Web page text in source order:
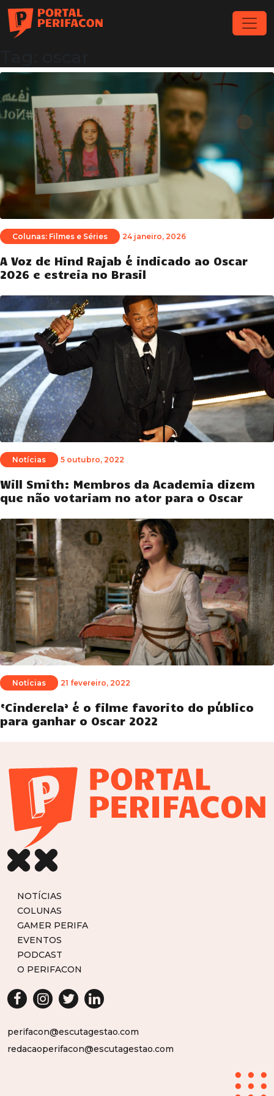
Colunas: Filmes e Séries 24 janeiro, 2026
A Voz de Hind Rajab é indicado ao Oscar
2026 e estreia no Brasil
Notícias 5 outubro, 2022
Will Smith: Membros da Academia dizem
que não votariam no ator para o Oscar
Notícias 21 fevereiro, 2022
‘Cinderela’ é o filme favorito do público
para ganhar o Oscar 2022
NOTÍCIAS
COLUNAS
GAMER PERIFA
EVENTOS
PODCAST
O PERIFACON
perifacon@escutagestao.com
redacaoperifacon@escutagestao.com